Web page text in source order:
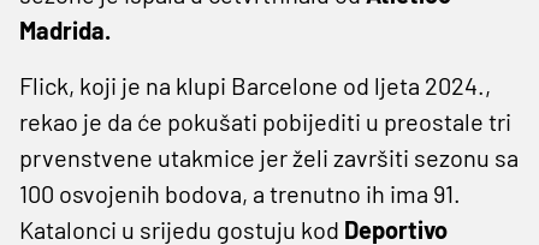
Madrida.
Flick, koji je na klupi Barcelone od ljeta 2024.,
rekao je da će pokušati pobijediti u preostale tri
prvenstvene utakmice jer želi završiti sezonu sa
100 osvojenih bodova, a trenutno ih ima 91.
Katalonci u srijedu gostuju kod Deportivo